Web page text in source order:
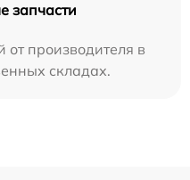
запчасти
от производителя в
складах.